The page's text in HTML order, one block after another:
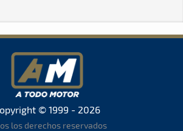
© 1999 - 2026
los derechos reservados